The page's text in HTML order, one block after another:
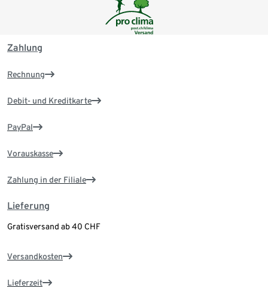
Zahlung
Rechnung
Debit- und Kreditkarte
PayPal
Vorauskasse
Zahlung in der Filiale
Lieferung
Gratisversand ab 40 CHF
Versandkosten
Lieferzeit